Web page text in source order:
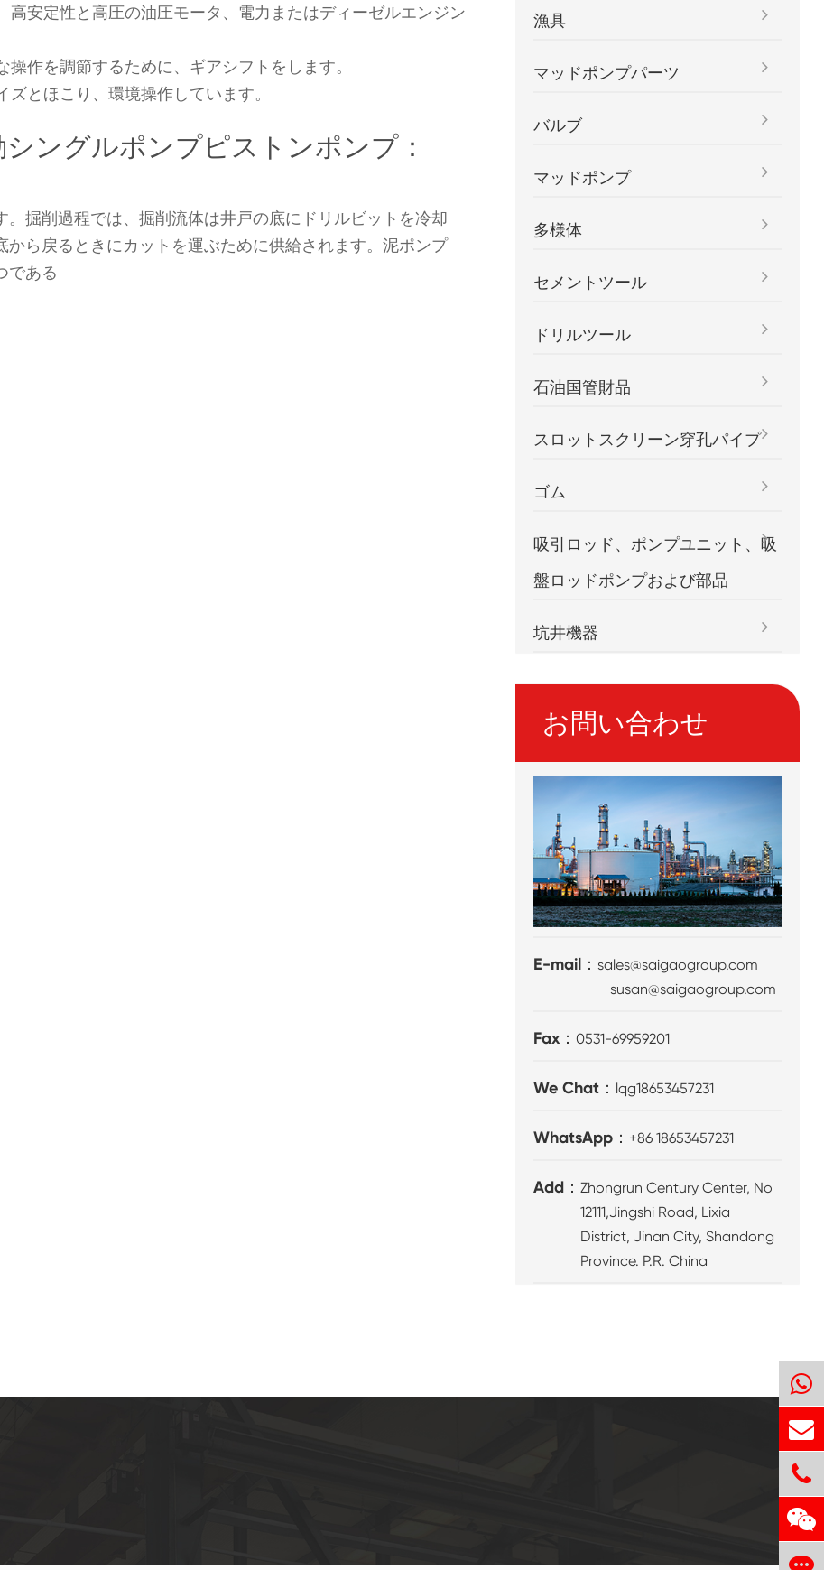
安定性と高圧の油圧モータ、電力またはディーゼルエンジン
作を調節するために、ギアシフトをします。
とほこり、環境操作しています。
ングルポンプピストンポンプ：
掘削過程では、掘削流体は井戸の底にドリルビットを冷却
ら戻るときにカットを運ぶために供給されます。泥ポンプ
である
漁具
マッドポンプパーツ
バルブ
マッドポンプ
多様体
セメントツール
ドリルツール
石油国管財品
スロットスクリーン穿孔パイプ
ゴム
吸引ロッド、ポンプユニット、吸
盤ロッドポンプおよび部品
坑井機器
お問い合わせ
E-mail：sales@saigaogroup.com
susan@saigaogroup.com
Fax：0531-69959201
We Chat： lqg18653457231
WhatsApp： +86 18653457231
Add：Zhongrun Century Center, No
12111,Jingshi Road, Lixia
District, Jinan City, Shandong
Province. P.R. China